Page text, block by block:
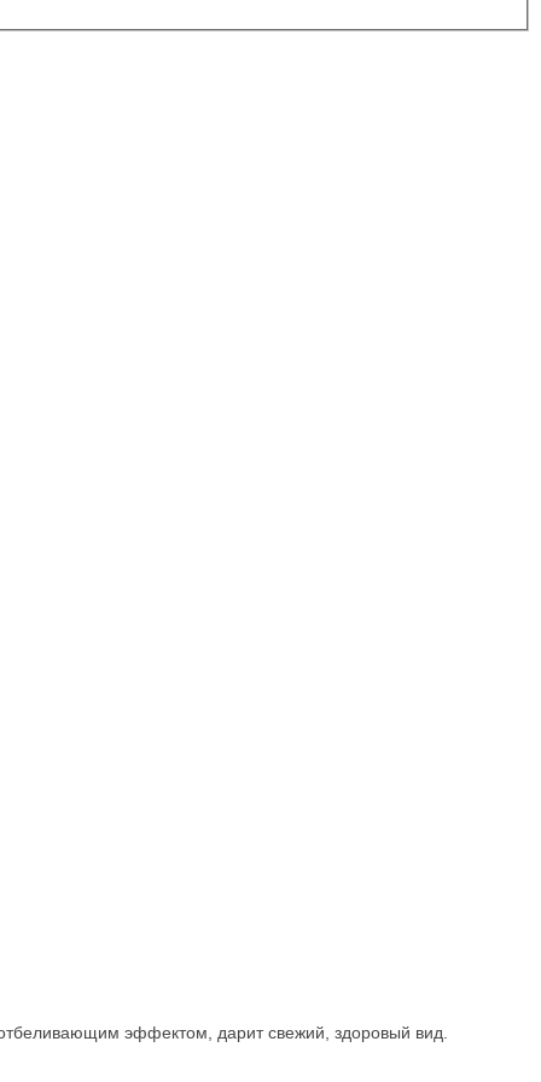
эффектом, дарит свежий, здоровый вид.